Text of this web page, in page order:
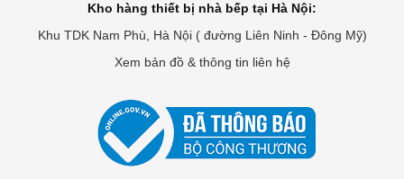
Kho hàng thiết bị nhà bếp tại Hà Nội:
Khu TDK Nam Phù, Hà Nội ( đường Liên Ninh - Đông Mỹ)
Xem bản đồ & thông tin liên hệ